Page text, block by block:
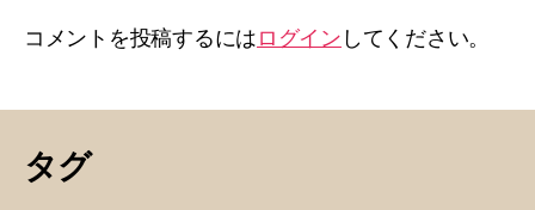
コメントを投稿するには ログイン してください。
タグ